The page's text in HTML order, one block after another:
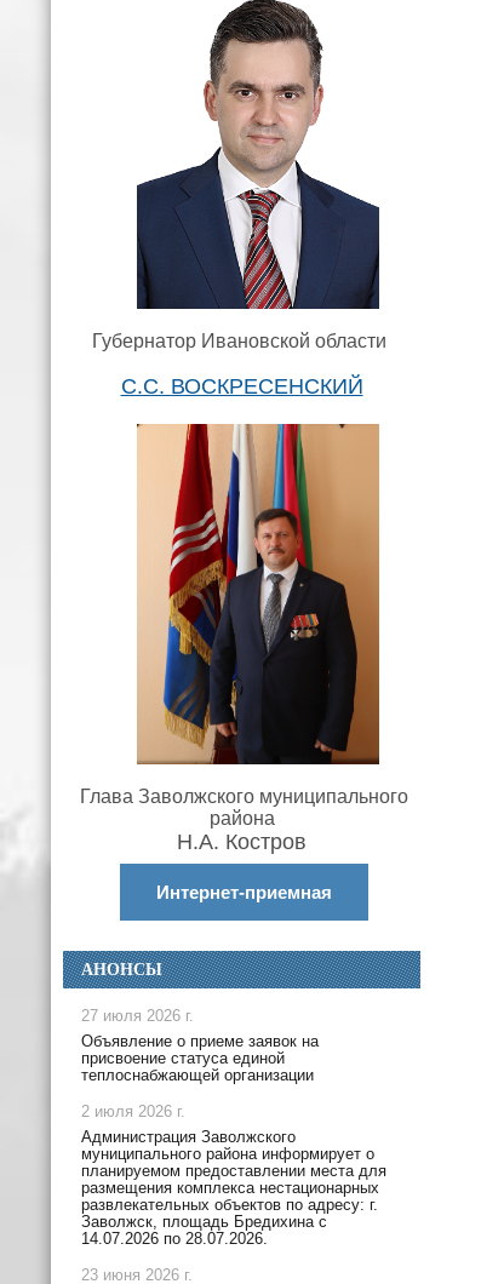
Губернатор Ивановской области
С.С. ВОСКРЕСЕНСКИЙ
Глава Заволжского муниципального
района
Н.А. Костров
Интернет-приемная
АНОНСЫ
27 июля 2026 г.
Объявление о приеме заявок на
присвоение статуса единой
теплоснабжающей организации
2 июля 2026 г.
Администрация Заволжского
муниципального района информирует о
планируемом предоставлении места для
размещения комплекса нестационарных
развлекательных объектов по адресу: г.
Заволжск, площадь Бредихина с
14.07.2026 по 28.07.2026.
23 июня 2026 г.